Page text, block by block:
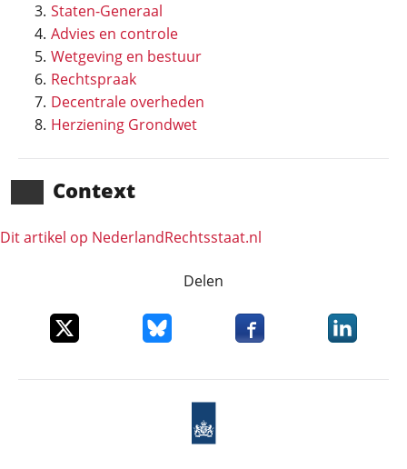
Staten-Generaal
Advies en controle
Wetgeving en bestuur
Rechtspraak
Decentrale overheden
Herziening Grondwet
Context
Dit artikel op NederlandRechts­staat.nl
Delen
Deel dit item op XDeel dit item op Bluesky
Deel dit item opDeel dit